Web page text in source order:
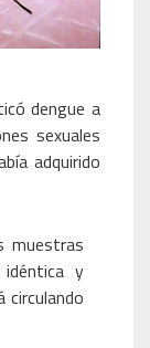
dengue a
sexuales
adquirido
muestras
y
circulando